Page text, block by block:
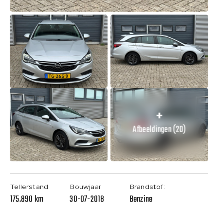
Afbeeldingen (20)
Tellerstand
175.890 km
Bouwjaar
30-07-2018
Brandstof:
Benzine